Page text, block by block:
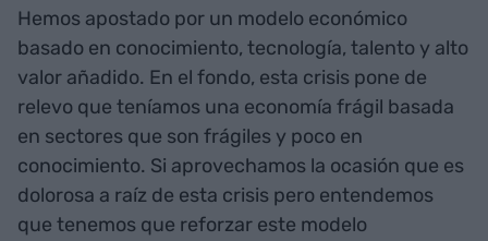
Hemos apostado por un modelo económico
basado en conocimiento, tecnología, talento y alto
valor añadido. En el fondo, esta crisis pone de
relevo que teníamos una economía frágil basada
en sectores que son frágiles y poco en
conocimiento. Si aprovechamos la ocasión que es
dolorosa a raíz de esta crisis pero entendemos
que tenemos que reforzar este modelo